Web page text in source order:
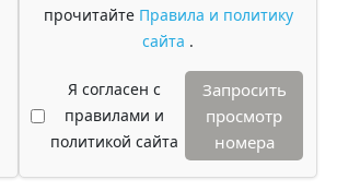
прочитайте Правила и политику
сайта .
Я согласен с
правилами и
политикой сайта
Запросить
просмотр
номера